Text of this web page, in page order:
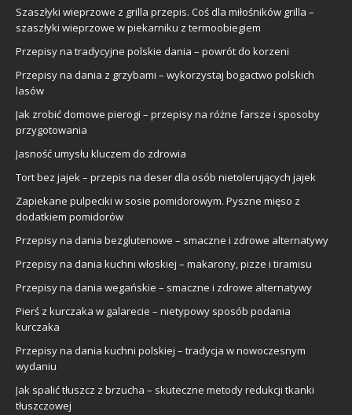
Szaszłyki wieprzowe z grilla przepis. Coś dla miłośników grilla –
szaszłyki wieprzowe w piekarniku z termoobiegiem
Przepisy na tradycyjne polskie dania – powrót do korzeni
Przepisy na dania z grzybami – wykorzystaj bogactwo polskich
lasów
Jak zrobić domowe pierogi – przepisy na różne farsze i sposoby
przygotowania
Jasność umysłu kluczem do zdrowia
Tort bez jajek – przepis na deser dla osób nietolerujących jajek
Zapiekane pulpeciki w sosie pomidorowym. Pyszne mięso z
dodatkiem pomidorów
Przepisy na dania bezglutenowe – smaczne i zdrowe alternatywy
Przepisy na dania kuchni włoskiej – makarony, pizze i tiramisu
Przepisy na dania wegańskie – smaczne i zdrowe alternatywy
Pierś z kurczaka w galarecie – nietypowy sposób podania
kurczaka
Przepisy na dania kuchni polskiej – tradycja w nowoczesnym
wydaniu
Jak spalić tłuszcz z brzucha – skuteczne metody redukcji tkanki
tłuszczowej